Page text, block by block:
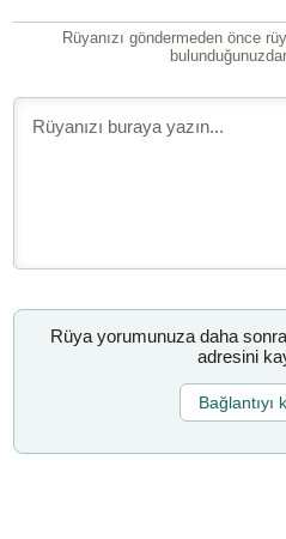
Rüyanızı göndermeden önce
Rüya yorumunuza daha
adresini
Bağlantıyı